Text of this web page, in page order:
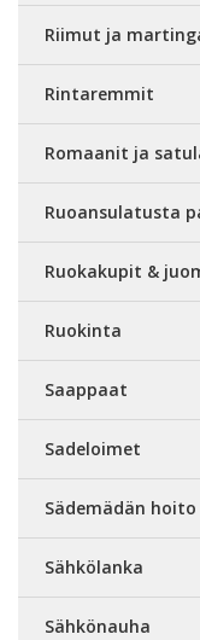
Riimut ja
Rintaremmit
Romaanit ja
Ruoansulatusta
Ruokakupit &
Ruokinta
Saappaat
Sadeloimet
Sädemädän hoito
Sähkölanka
Sähkönauha